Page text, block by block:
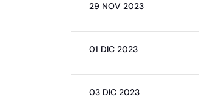
29 NOV 2023
01 DIC 2023
03 DIC 2023